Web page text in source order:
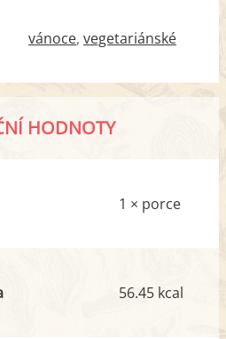
vánoce vegetariánské
HODNOTY
1 × porce
56.45 kcal